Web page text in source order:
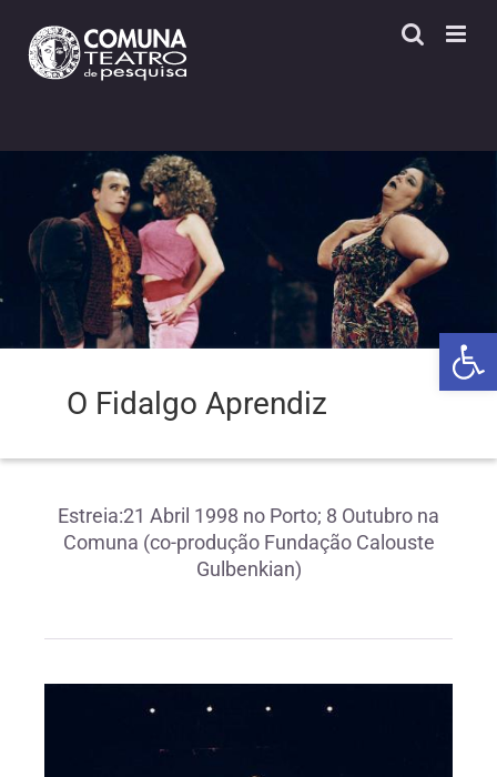
content
O Fidalgo Aprendiz
Estreia:21 Abril 1998 no Porto; 8 Outubro na
Comuna (co-produção Fundação Calouste
Gulbenkian)